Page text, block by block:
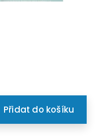
Přidat do košíku